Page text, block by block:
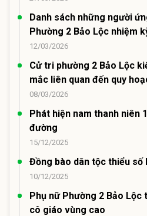
Danh sách những người
Phường 2 Bảo Lộc nhiệm
12/03/2026
Cử tri phường 2 Bảo Lộc
mắc liên quan đến quy
08/03/2026
Phát hiện nam thanh niên
đường
15/12/2025
Đồng bào dân tộc thiểu số
10/12/2025
Phụ nữ Phường 2 Bảo Lộc
cô giáo vùng cao